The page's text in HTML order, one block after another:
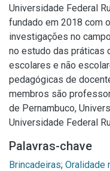
Universidade Federal
fundado em 2018 com
investigações no
no estudo das práticas
escolares e não
pedagógicas de
membros são
de Pernambuco,
Universidade Federal
Palavras-chave
Brincadeiras; Oralidade